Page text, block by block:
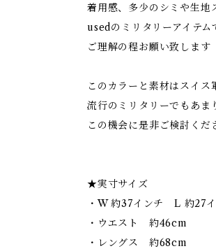
着用感、多少のシミや生地
usedのミリタリーアイテム
ご理解の程お願い致します
このカラーと素材はスイス
流行のミリタリーでもあま
この機会に是非ご検討くだ
★実寸サイズ
・W 約37インチ L 約27
・ウエスト 約46cm
・レングス 約68cm